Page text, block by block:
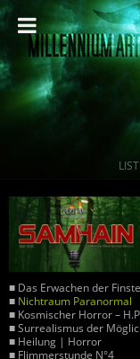
■ Das Erwachen der
■ Nichtraum Paranormal
■ Kosmischer Horror –
■ Surrealismus der
■ Heilung | Horror
■ Flimmerstunde N°4